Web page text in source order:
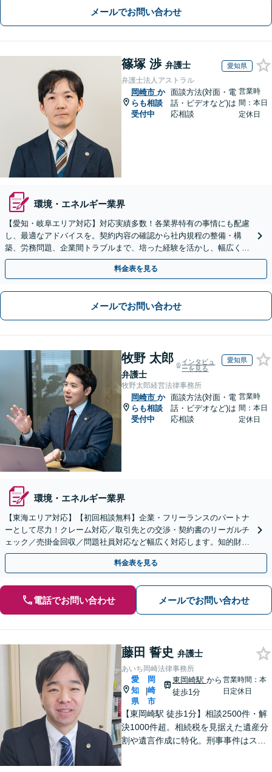
メールでお問い合わせ
篠塚 渉 弁護士 愛知県
弁護士法人アストラル
岡崎市 か
らも相談
受付中
面談方法(対面・電
話・ビデオなど)は
応相談
営業時
間：本日
定休日
環境・エネルギー業界
【愛知・岐阜エリア対応】対応実績多数！各業界特有の事情にも配慮
し、最適なアドバイスを。契約内容の確認から社内規程の整備・構
築、労務問題、企業間トラブルまで、培った経験を活かし、幅広く対
応いたします【オンライン面談OK（顧問締結後）】
料金表を見る
メールでお問い合わせ
牧野 太郎
弁護士
インタビュ
ーを見る
愛知県
牧野太郎経営法律事務所
岡崎市 か
らも相談
受付中
面談方法(対面・電
話・ビデオなど)は
応相談
営業時
間：本日
定休日
環境・エネルギー業界
【東海エリア対応】【初回相談無料】企業・フリーランスのパートナ
ーとして尽力！クレーム対応／取引先との交渉・契約書のリーガルチ
ェック／売掛金回収／問題社員対応など幅広く対応します。知的財産
権の相談もお任せ！【顧問契約も受付中】【完全個室】
料金表を見る
電話でお問い合わせ メールでお問い合わせ
藤田 誓史 弁護士
あいち岡崎法律事務所
愛
知
県
|
岡
崎
市
東岡崎駅 から
徒歩1分
営業時間：本
日定休日
【東岡崎駅 徒歩1分】相談2500件・解
決1000件超。相続税を見据えた遺産分
割や遺言作成に特化。刑事事件はスピ